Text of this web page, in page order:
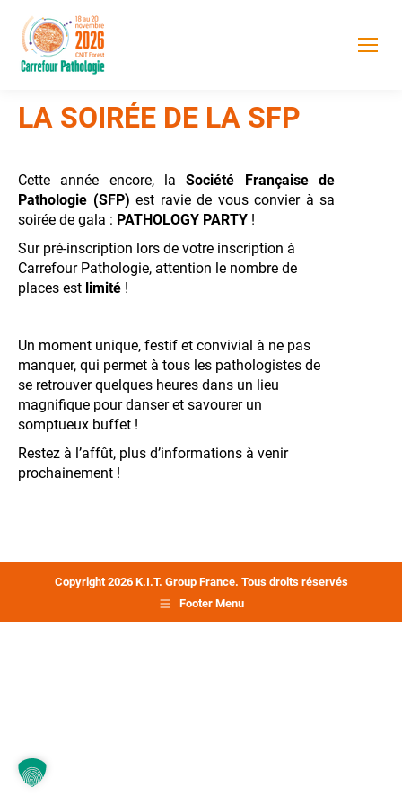
LA SOIRÉE DE LA SFP
Cette année encore, laSociété Française de
Pathologie (SFP) est ravie de vous convier à sa
soirée de gala : PATHOLOGY PARTY !
Sur pré-inscription lors de votre inscription à
Carrefour Pathologie, attention le nombre de
places est limité !
Un moment unique, festif et convivial à ne pas
manquer, qui permet à tous les pathologistes de
se retrouver quelques heures dans un lieu
magnifique pour danser et savourer un
somptueux buffet !
Restez à l’affût, plus d’informations à venir
prochainement !
Copyright 2026 K.I.T. Group France. Tous droits réservés
Footer Menu